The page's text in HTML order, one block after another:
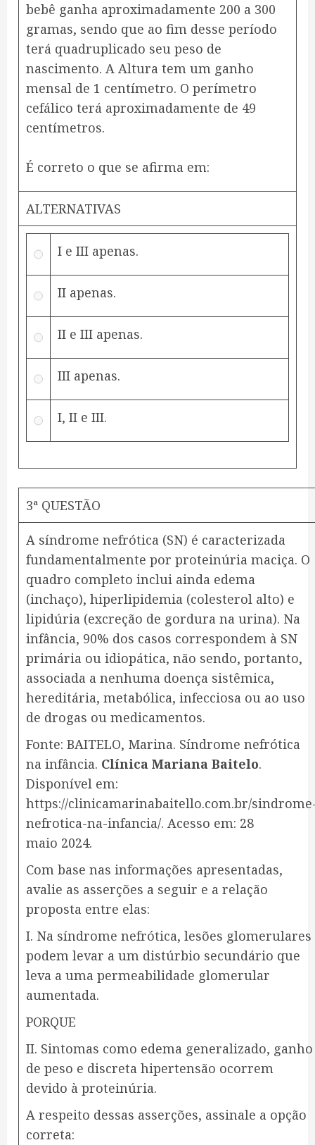
bebê ganha aproximadamente 200 a 300
gramas, sendo que ao fim desse período
terá quadruplicado seu peso de
nascimento. A Altura tem um ganho
mensal de 1 centímetro. O perímetro
cefálico terá aproximadamente de 49
centímetros.
É correto o que se afirma em:
ALTERNATIVAS
I e III apenas.
II apenas.
II e III apenas.
III apenas.
I, II e III.
3ª QUESTÃO
A síndrome nefrótica (SN) é caracterizada
fundamentalmente por proteinúria maciça. O
quadro completo inclui ainda edema
(inchaço), hiperlipidemia (colesterol alto) e
lipidúria (excreção de gordura na urina). Na
infância, 90% dos casos correspondem à SN
primária ou idiopática, não sendo, portanto,
associada a nenhuma doença sistêmica,
hereditária, metabólica, infecciosa ou ao uso
de drogas ou medicamentos.
​Fonte: BAITELO, Marina. Síndrome nefrótica
na infância. Clínica Mariana Baitelo.
Disponível em:
https://clinicamarinabaitello.com.br/
nefrotica-na-infancia/. Acesso em: 28
maio 2024.
​Com base nas informações apresentadas,
avalie as asserções a seguir e a relação
proposta entre elas:
I. Na síndrome nefrótica, lesões glomerulares
podem levar a um distúrbio secundário que
leva a uma permeabilidade glomerular
aumentada.
PORQUE
II. Sintomas como edema generalizado, ganho
de peso e discreta hipertensão ocorrem
devido à proteinúria.
​A respeito dessas asserções, assinale a opção
correta: